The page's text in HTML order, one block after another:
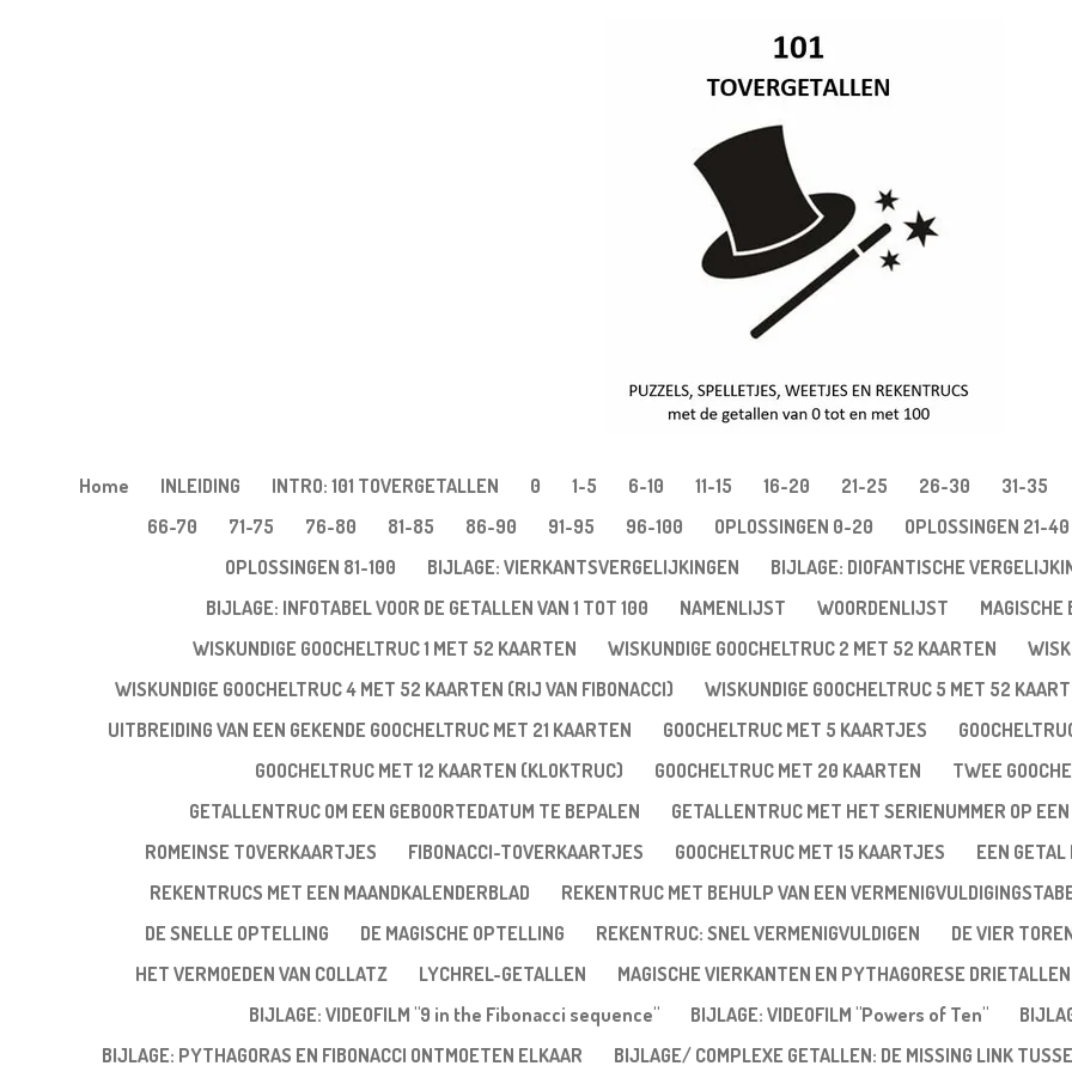
Home INLEIDING INTRO: 101 TOVERGETALLEN 0 1-5 6-10 11-15 16-20 21-25 26-30
31-35
66-70
71-75 76-80 81-85 86-90 91-95 96-100 OPLOSSINGEN 0-20
OPLOSSINGEN 21-40
OPLOSSINGEN 81-100
BIJLAGE: VIERKANTSVERGELIJKINGEN
BIJLAGE: DIOFANTISCHE
BIJLAGE: INFOTABEL VOOR DE GETALLEN VAN 1 TOT 100
NAMENLIJST WOORDENLIJST
MAGISCHE
WISKUNDIGE GOOCHELTRUC 1 MET 52 KAARTEN
WISKUNDIGE GOOCHELTRUC 2 MET 52 KAARTEN
WISKUNDIGE GOOCHELTRUC 4 MET 52 KAARTEN (RIJ VAN FIBONACCI)
WISKUNDIGE GOOCHELTRUC 5 MET 52
UITBREIDING VAN EEN GEKENDE GOOCHELTRUC MET 21 KAARTEN
GOOCHELTRUC MET 5 KAARTJES
GOOCHELTRUC MET 12 KAARTEN (KLOKTRUC)
GOOCHELTRUC MET 20 KAARTEN
TWEE
GETALLENTRUC OM EEN GEBOORTEDATUM TE BEPALEN
GETALLENTRUC MET HET SERIENUMMER OP
ROMEINSE TOVERKAARTJES
FIBONACCI-TOVERKAARTJES GOOCHELTRUC MET 15 KAARTJES
EEN
REKENTRUCS MET EEN MAANDKALENDERBLAD
REKENTRUC MET BEHULP VAN EEN
DE SNELLE OPTELLING
DE MAGISCHE OPTELLING REKENTRUC: SNEL VERMENIGVULDIGEN
DE VIER
HET VERMOEDEN VAN COLLATZ
LYCHREL-GETALLEN
MAGISCHE VIERKANTEN EN PYTHAGORESE DRIETALLEN
BIJLAGE: VIDEOFILM "9 in the Fibonacci sequence"
BIJLAGE: VIDEOFILM "Powers of Ten"
BIJLAGE: PYTHAGORAS EN FIBONACCI ONTMOETEN ELKAAR
BIJLAGE/ COMPLEXE GETALLEN: DE MISSING LINK